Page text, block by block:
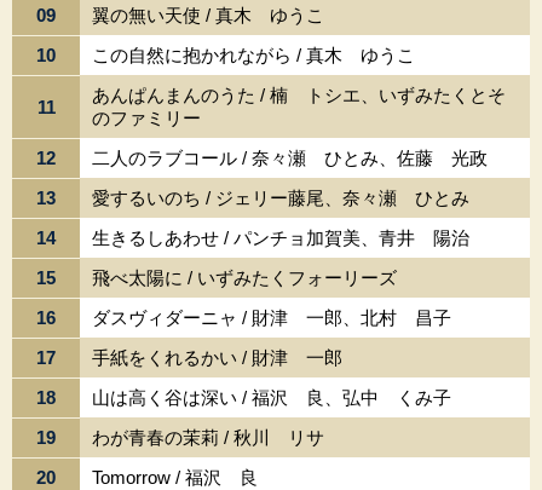
09
翼の無い天使 / 真木 ゆうこ
10
この自然に抱かれながら / 真木 ゆうこ
11
あんぱんまんのうた / 楠 トシエ、いずみたくとそ
のファミリー
12
二人のラブコール / 奈々瀬 ひとみ、佐藤 光政
13
愛するいのち / ジェリー藤尾、奈々瀬 ひとみ
14
生きるしあわせ / パンチョ加賀美、青井 陽治
15
飛べ太陽に / いずみたくフォーリーズ
16
ダスヴィダーニャ / 財津 一郎、北村 昌子
17
手紙をくれるかい / 財津 一郎
18
山は高く谷は深い / 福沢 良、弘中 くみ子
19
わが青春の茉莉 / 秋川 リサ
20
Tomorrow / 福沢 良